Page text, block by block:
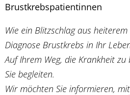
Brustkrebspatientinnen
Wie ein Blitzschlag aus
Diagnose Brustkrebs in Ihr
Auf Ihrem Weg, die Krankheit
Sie begleiten.
Wir möchten Sie informieren,